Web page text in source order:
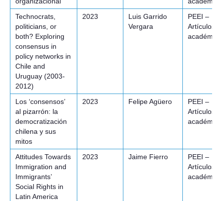
Technocrats,
politicians, or
both? Exploring
consensus in
policy networks in
Chile and
Uruguay (2003-
2012)
2023
Luis Garrido
Vergara
PEEI –
Artículos
Los ‘consensos’
al pizarrón: la
democratización
chilena y sus
mitos
2023 Felipe Agüero
PEEI –
Artículos
Attitudes Towards
Immigration and
Immigrants’
Social Rights in
Latin America
2023 Jaime Fierro
PEEI –
Artículos